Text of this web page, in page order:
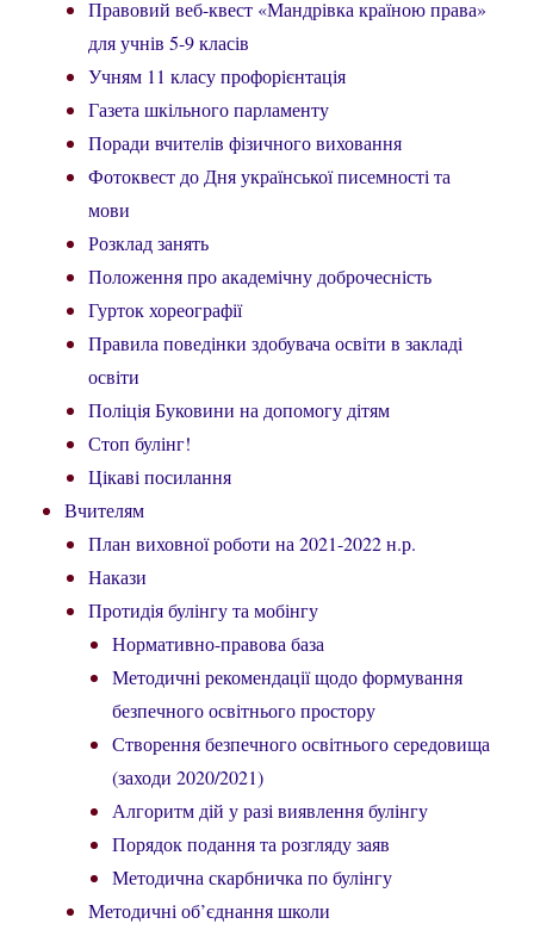
Правовий веб-квест «Мандрівка країною права»
для учнів 5-9 класів
Учням 11 класу профорієнтація
Газета шкільного парламенту
Поради вчителів фізичного виховання
Фотоквест до Дня української писемності та
мови
Розклад занять
Положення про академічну доброчесність
Гурток хореографії
Правила поведінки здобувача освіти в закладі
освіти
Поліція Буковини на допомогу дітям
Стоп булінг!
Цікаві посилання
Вчителям
План виховної роботи на 2021-2022 н.р.
Накази
Протидія булінгу та мобінгу
Нормативно-правова база
Методичні рекомендації щодо формування
безпечного освітнього простору
Створення безпечного освітнього середовища
(заходи 2020/2021)
Алгоритм дій у разі виявлення булінгу
Порядок подання та розгляду заяв
Методична скарбничка по булінгу
Методичні об’єднання школи